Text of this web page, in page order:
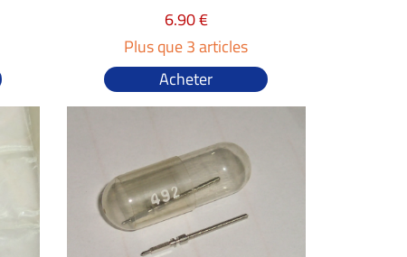
6.90 €
Plus que 3 articles
Acheter